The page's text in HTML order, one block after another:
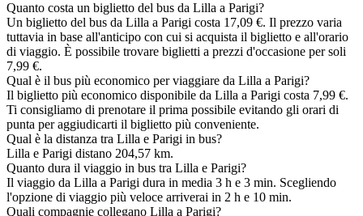
Quanto costa un biglietto del bus da Lilla a Parigi?
Un biglietto del bus da Lilla a Parigi costa 17,09 €. Il prezzo varia
tuttavia in base all'anticipo con cui si acquista il biglietto e all'orario
di viaggio. È possibile trovare biglietti a prezzi d'occasione per soli
7,99 €.
Qual è il bus più economico per viaggiare da Lilla a Parigi?
Il biglietto più economico disponibile da Lilla a Parigi costa 7,99 €.
Ti consigliamo di prenotare il prima possibile evitando gli orari di
punta per aggiudicarti il biglietto più conveniente.
Qual è la distanza tra Lilla e Parigi in bus?
Lilla e Parigi distano 204,57 km.
Quanto dura il viaggio in bus tra Lilla e Parigi?
Il viaggio da Lilla a Parigi dura in media 3 h e 3 min. Scegliendo
l'opzione di viaggio più veloce arriverai in 2 h e 10 min.
Quali compagnie collegano Lilla a Parigi?